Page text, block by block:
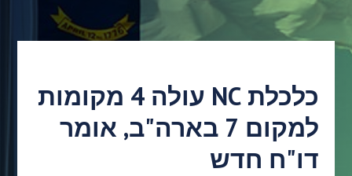
כלכלת NC עולה 4 מקומות
למקום 7 בארה"ב, אומר
דו"ח חדש